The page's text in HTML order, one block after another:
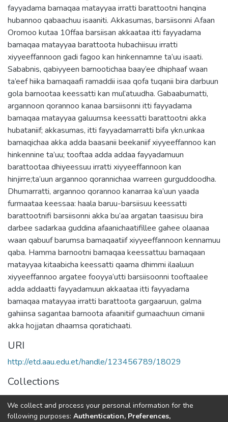
fayyadama bamaqaa matayyaa irratti barattootni hanqina
hubannoo qabaachuu isaaniti. Akkasumas, barsiisonni Afaan
Oromoo kutaa 10ffaa barsiisan akkaataa itti fayyadama
bamaqaa matayyaa barattoota hubachiisuu irratti
xiyyeeffannoon gadi fagoo kan hinkennamne ta’uu isaati.
Sababnis, qabiyyeen barnootichaa baay’ee dhiphaaf waan
ta’eef hiika bamaqaafi ramaddii isaa qofa tuqanii bira darbuun
gola barnootaa keessatti kan mul’atuudha. Gabaabumatti,
argannoon qorannoo kanaa barsiisonni itti fayyadama
bamaqaa matayyaa galuumsa keessatti barattootni akka
hubataniif; akkasumas, itti fayyadamarratti bifa ykn.unkaa
bamaqichaa akka adda baasanii beekaniif xiyyeeffannoo kan
hinkennine ta’uu; tooftaa adda addaa fayyadamuun
barattootaa dhiyeessuu irratti xiyyeeffannoon kan
hinjirre;ta’uun argannoo qorannichaa warreen gurguddoodha.
Dhumarratti, argannoo qorannoo kanarraa ka’uun yaada
furmaataa keessaa: haala baruu-barsiisuu keessatti
barattootnifi barsiisonni akka bu’aa argatan taasisuu bira
darbee sadarkaa guddina afaanichaatifillee gahee olaanaa
waan qabuuf barumsa bamaqaatiif xiyyeeffannoon kennamuu
qaba. Hamma barnootni bamaqaa keessattuu bamaqaan
matayyaa kitaabicha keessatti qaama dhimmi ilaaluun
xiyyeeffannoo argatee fooyya’utti barsiisoonni tooftaalee
adda addaatti fayyadamuun akkaataa itti fayyadama
bamaqaa matayyaa irratti barattoota gargaaruun, galma
gahiinsa sagantaa barnoota afaanitiif gumaachuun cimanii
akka hojjatan dhaamsa qoratichaati.
URI
http://etd.aau.edu.et/handle/123456789/18029
Collections
Oromo Language, Literature and Folklore
We collect and process your personal information for the
following purposes: Authentication, Preferences,